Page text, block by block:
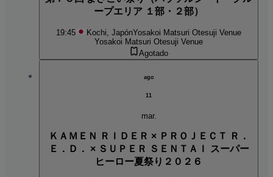
ープエリア １部・２部）
19:45 Kochi, JapónYosakoi Matsuri Otesuji Venue
Yosakoi Matsuri Otesuji Venue
Agotado
ago
11
mar.
ＫＡＭＥＮ ＲＩＤＥＲ × ＰＲＯＪＥＣＴ Ｒ．
Ｅ．Ｄ． × ＳＵＰＥＲ ＳＥＮＴＡＩ スーパー
ヒーロー夏祭り２０２６